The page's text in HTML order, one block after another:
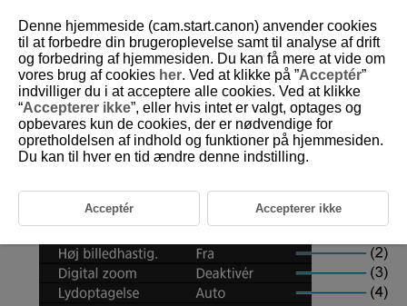
D180-103
Fanemenuer: Filmoptagelse
Optagelse 1
Denne hjemmeside (cam.start.canon) anvender cookies
til at forbedre din brugeroplevelse samt til analyse af drift
og forbedring af hjemmesiden. Du kan få mere at vide om
vores brug af cookies her. Ved at klikke på ”Acceptér”
indvilliger du i at acceptere alle cookies. Ved at klikke
“Accepterer ikke”, eller hvis intet er valgt, optages og
opbevares kun de cookies, der er nødvendige for
opretholdelsen af indhold og funktioner på hjemmesiden.
Du kan til hver en tid ændre denne indstilling.
Acceptér Accepterer ikke